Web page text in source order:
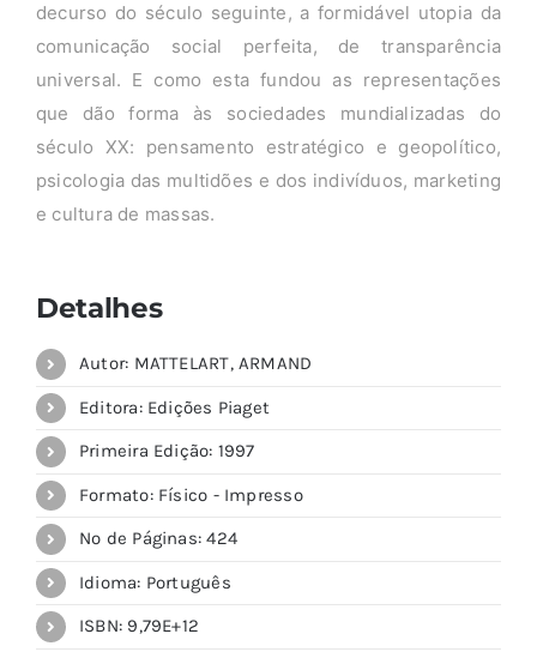
decurso do século seguinte, a formidável utopia da
comunicação social perfeita, de transparência
universal. E como esta fundou as representações
que dão forma às sociedades mundializadas do
século XX: pensamento estratégico e geopolítico,
psicologia das multidões e dos indivíduos, marketing
e cultura de massas.
Detalhes
Autor: MATTELART, ARMAND
Editora: Edições Piaget
Primeira Edição: 1997
Formato: Físico - Impresso
Nº de Páginas: 424
Idioma: Português
ISBN: 9,79E+12